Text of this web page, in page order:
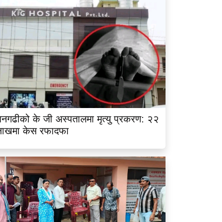
के जी अस्पतालमा मृत्यु प्रकरण: २२
केस रफादफा